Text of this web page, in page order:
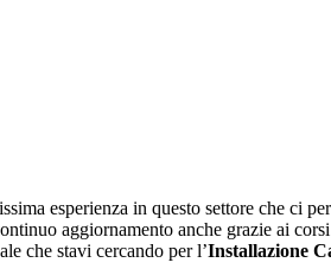
esperienza in questo settore che ci
aggiornamento anche grazie ai
che stavi cercando per l’Installazione